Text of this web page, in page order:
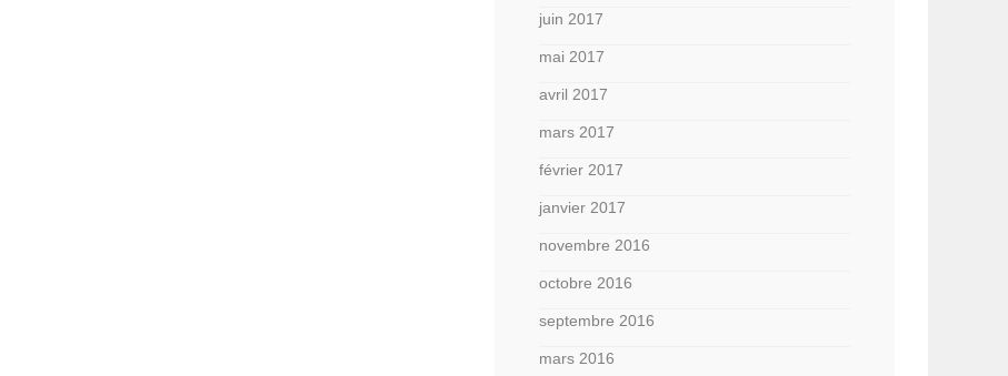
juin 2017
mai 2017
avril 2017
mars 2017
février 2017
janvier 2017
novembre 2016
octobre 2016
septembre 2016
mars 2016